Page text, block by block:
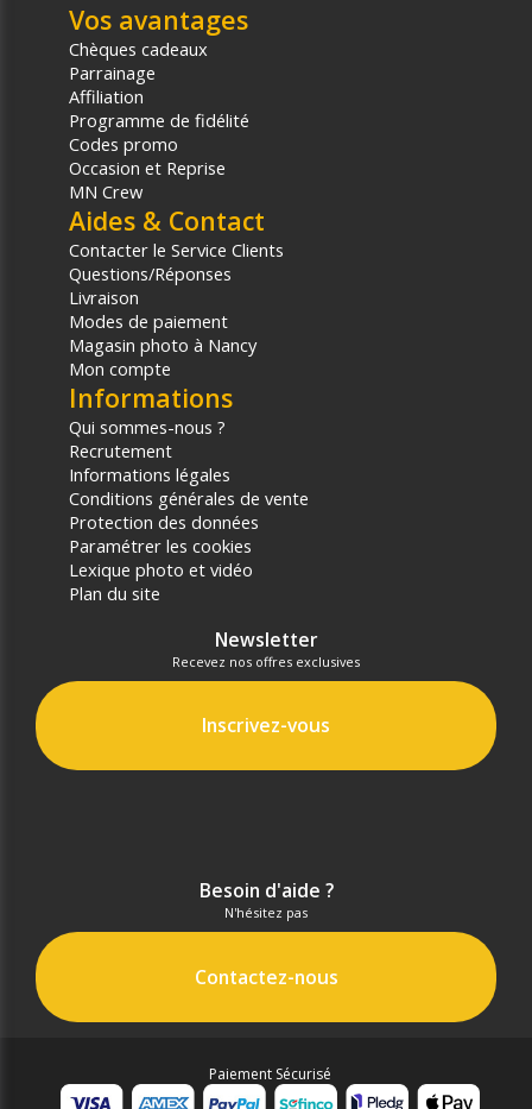
Vos avantages
Chèques cadeaux
Parrainage
Affiliation
Programme de fidélité
Codes promo
Occasion et Reprise
MN Crew
Aides & Contact
Contacter le Service Clients
Questions/Réponses
Livraison
Modes de paiement
Magasin photo à Nancy
Mon compte
Informations
Qui sommes-nous ?
Recrutement
Informations légales
Conditions générales de vente
Protection des données
Paramétrer les cookies
Lexique photo et vidéo
Plan du site
Newsletter
Recevez nos offres exclusives
Inscrivez-vous
Besoin d'aide ?
N'hésitez pas
Contactez-nous
Paiement Sécurisé